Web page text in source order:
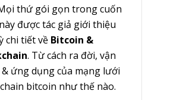
thứ gói gọn trong cuốn
được tác giả giới thiệu
chi tiết về Bitcoin &
. Từ cách ra đời, vận
ứng dụng của mạng lưới
bitcoin như thế nào.